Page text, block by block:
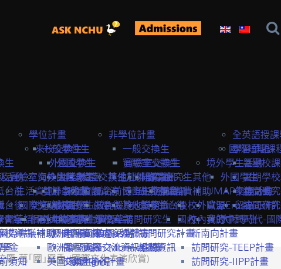
學位計畫
一般學位生
外國學生
大陸學生
雙聯學位生
外國學生
大陸學生
非學位計畫
一般交換生
實驗室交換生
訪問研究生
國際短期課程
全英語授
學習華語
來校交換生
外國交換生
申請資訊
課程資訊
交換生心得
實驗室交換生
申請資訊
研究室資訊
交換生心得
大陸交換生
申請資訊
課程資訊
交換生心得
訪問研究生
訪問研究計畫
相關資訊
國際短期課
暑期校
暑期學
訪問研
訪問研
生
實驗室交換生
台前
台後
習華語
校資訊
大陸交換生
抵台前
抵台後
離校資訊
訪問研究生
抵台前
抵台後
境外學生活動
外國學生
年度活動
留臺工作
大陸學生
活動
金
海外國際志工
計畫緣起
服務目標
申請資訊
歷史回顧
其他赴外獎學金
博士生獎學金
其他獎學金
其他
UMAP交換計畫
歐盟Erasmus+
我的中興時代-國
生活資訊
交通資訊
相關連結
校園資源
校內設施&服務
學習華語
校園活動
經費補助
校外資源
校內資源
國際獎助計畫
國外
歐洲聯盟Erasmus+計畫
歐洲聯盟Jean Monnet計畫
美國Fulbright計畫
國內
新南向計畫
訪問研究-TEEP計畫
訪問研究-IIPP計畫
會議
際會議補助
區
須知
國際化資源
國際處多媒體
國際交流資訊系統
歐盟中心
慶-萬｢國｣興秀 (國際文化表演欣賞)